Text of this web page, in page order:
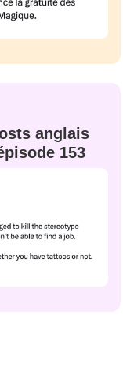
anglais
153